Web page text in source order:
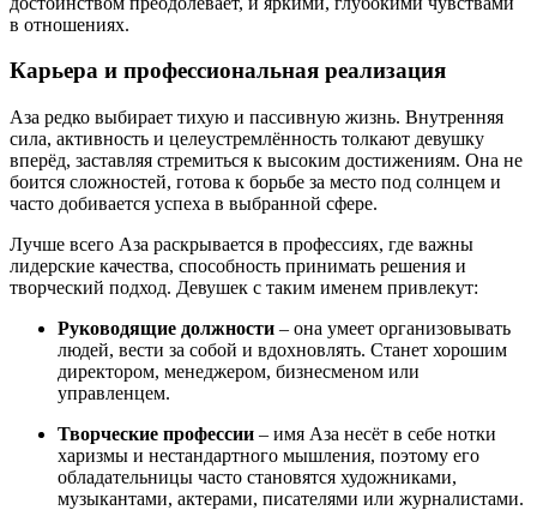
в отношениях.
Карьера и профессиональная реализация
Аза редко выбирает тихую и пассивную жизнь. Внутренняя
сила, активность и целеустремлённость толкают девушку
вперёд, заставляя стремиться к высоким достижениям. Она не
боится сложностей, готова к борьбе за место под солнцем и
часто добивается успеха в выбранной сфере.
Лучше всего Аза раскрывается в профессиях, где важны
лидерские качества, способность принимать решения и
творческий подход. Девушек с таким именем привлекут:
Руководящие должности – она умеет организовывать
людей, вести за собой и вдохновлять. Станет хорошим
директором, менеджером, бизнесменом или
управленцем.
Творческие профессии – имя Аза несёт в себе нотки
харизмы и нестандартного мышления, поэтому его
обладательницы часто становятся художниками,
музыкантами, актерами, писателями или журналистами.